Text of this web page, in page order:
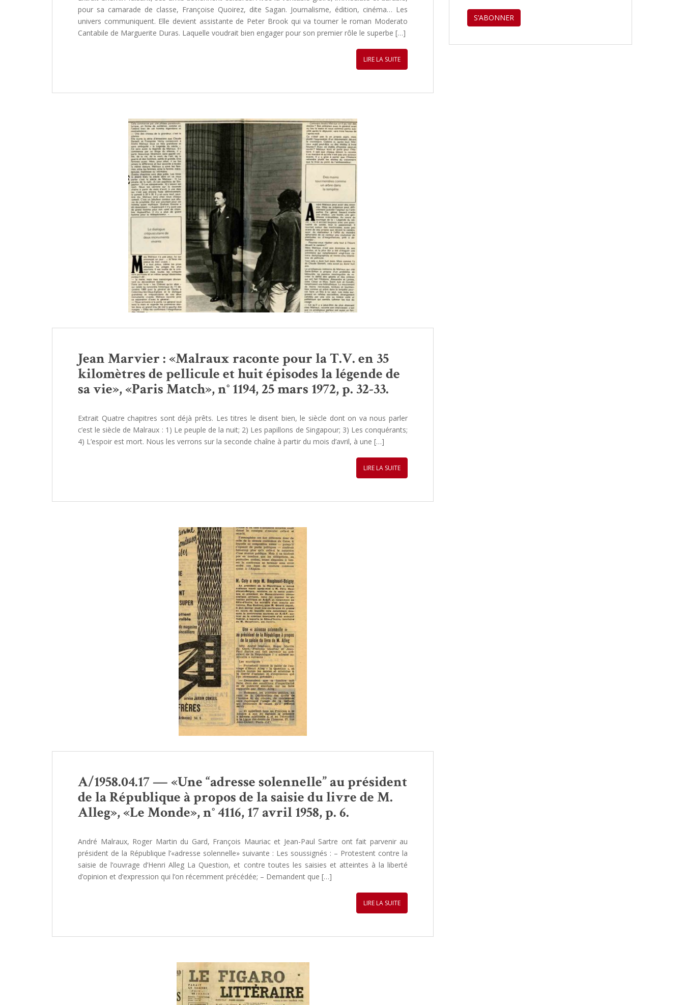
pour sa camarade de classe, Françoise Quoirez, dite Sagan. Journalisme, édition, cinéma… Les
univers communiquent. Elle devient assistante de Peter Brook qui va tourner le roman Moderato
Cantabile de Marguerite Duras. Laquelle voudrait bien engager pour son premier rôle le superbe […]
LIRE LA SUITE
Jean Marvier : «Malraux raconte pour la T.V. en 35
kilomètres de pellicule et huit épisodes la légende de
sa vie», «Paris Match», n° 1194, 25 mars 1972, p. 32-33.
Extrait Quatre chapitres sont déjà prêts. Les titres le disent bien, le siècle dont on va nous parler
c’est le siècle de Malraux : 1) Le peuple de la nuit; 2) Les papillons de Singapour; 3) Les conquérants;
4) L’espoir est mort. Nous les verrons sur la seconde chaîne à partir du mois d’avril, à une […]
LIRE LA SUITE
A/1958.04.17 — «Une “adresse solennelle” au président
de la République à propos de la saisie du livre de M.
Alleg», «Le Monde», n° 4116, 17 avril 1958, p. 6.
André Malraux, Roger Martin du Gard, François Mauriac et Jean-Paul Sartre ont fait parvenir au
président de la République l’«adresse solennelle» suivante : Les soussignés : – Protestent contre la
saisie de l’ouvrage d’Henri Alleg La Question, et contre toutes les saisies et atteintes à la liberté
d’opinion et d’expression qui l’on récemment précédée; – Demandent que […]
LIRE LA SUITE